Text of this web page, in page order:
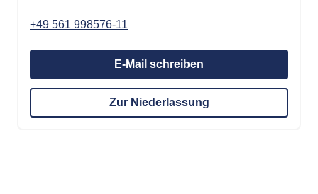
+49 561 998576-11
E-Mail schreiben
Zur Niederlassung